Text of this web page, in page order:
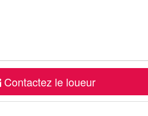
Contactez le loueur